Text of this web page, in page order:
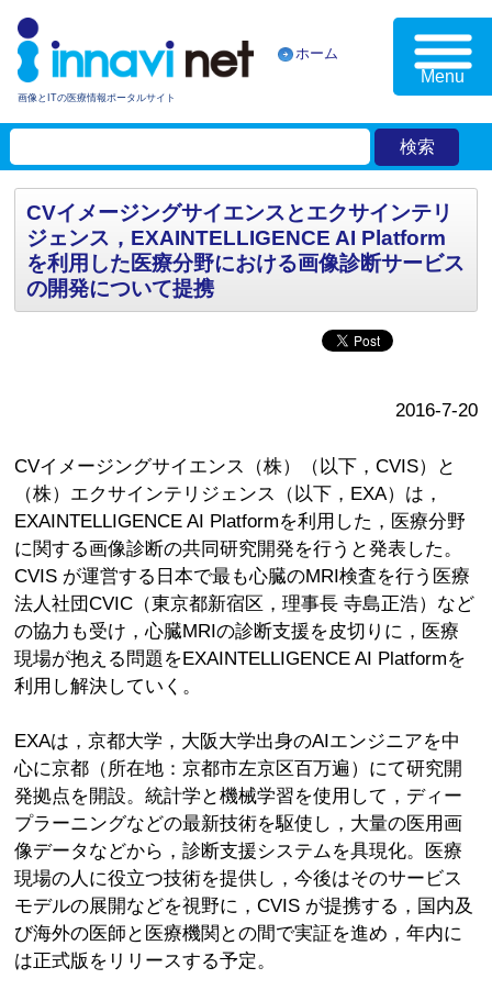
画像とITの医療情報ポータルサイト
ホーム
Menu
CVイメージングサイエンスとエクサインテリ
ジェンス，EXAINTELLIGENCE AI Platform
を利用した医療分野における画像診断サービス
の開発について提携
2016-7-20
CVイメージングサイエンス（株）（以下，CVIS）と
（株）エクサインテリジェンス（以下，EXA）は，
EXAINTELLIGENCE AI Platformを利用した，医療分野
に関する画像診断の共同研究開発を行うと発表した。
CVIS が運営する日本で最も心臓のMRI検査を行う医療
法人社団CVIC（東京都新宿区，理事長 寺島正浩）など
の協力も受け，心臓MRIの診断支援を皮切りに，医療
現場が抱える問題をEXAINTELLIGENCE AI Platformを
利用し解決していく。
EXAは，京都大学，大阪大学出身のAIエンジニアを中
心に京都（所在地：京都市左京区百万遍）にて研究開
発拠点を開設。統計学と機械学習を使用して，ディー
プラーニングなどの最新技術を駆使し，大量の医用画
像データなどから，診断支援システムを具現化。医療
現場の人に役立つ技術を提供し，今後はそのサービス
モデルの展開などを視野に，CVIS が提携する，国内及
び海外の医師と医療機関との間で実証を進め，年内に
は正式版をリリースする予定。